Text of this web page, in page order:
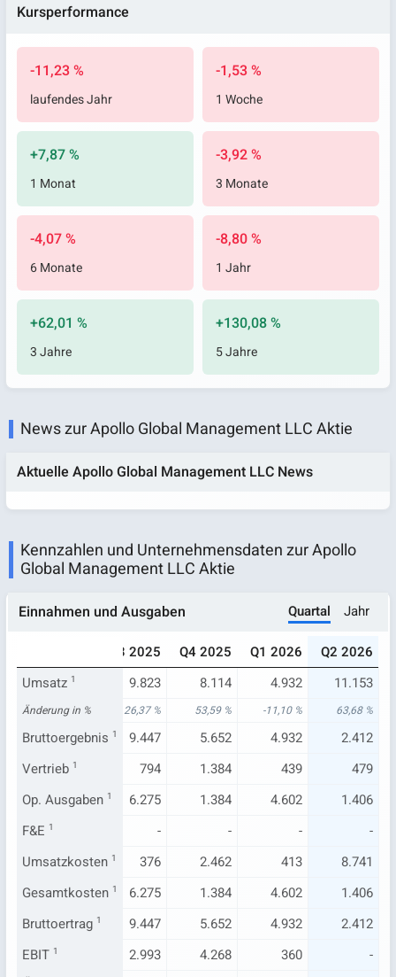
Kursperformance
-11,23 %
laufendes Jahr
-1,53 %
1 Woche
+7,87 %
1 Monat
-3,92 %
3 Monate
-4,07 %
6 Monate
-8,80 %
1 Jahr
+62,01 %
3 Jahre
+130,08 %
5 Jahre
News zur Apollo Global Management LLC Aktie
Aktuelle Apollo Global Management LLC News
Kennzahlen und Unternehmensdaten zur Apollo
Global Management LLC Aktie
Einnahmen und Ausgaben Quartal Jahr
Q3 2025 Q4 2025 Q1 2026
Q2 2026
Umsatz 1
6.814 9.823 8.114 4.932 11.153
Änderung in %
13,23 % 26,37 % 53,59 % -11,10 % 63,68 %
Bruttoergebnis 1
6.484 9.447 5.652 4.932
2.412
Vertrieb 1642 794 1.384 439
479
Op. Ausgaben 1
5.036 6.275 1.384 4.602
1.406
F&E 1 - - -
-
Umsatzkosten 1
330 376 2.462 413
8.741
Gesamtkosten 1
5.036 6.275 1.384 4.602
1.406
Bruttoertrag 1
6.484 9.447 5.652 4.932
2.412
EBIT 1 2.993 4.268 360 -